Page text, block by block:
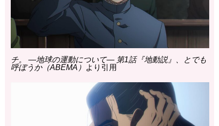
チ。 ―地球の運動について― 第1話『地動説』、とでも
呼ぼうか（ABEMA）
より引用